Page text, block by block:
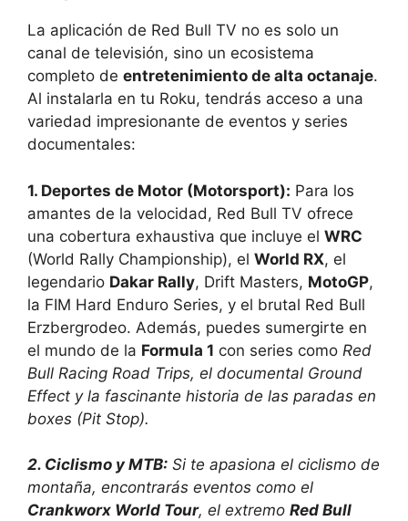
La aplicación de Red Bull TV no es solo un
canal de televisión, sino un ecosistema
completo de entretenimiento de alta octanaje.
Al instalarla en tu Roku, tendrás acceso a una
variedad impresionante de eventos y series
documentales:
1. Deportes de Motor (Motorsport): Para los
amantes de la velocidad, Red Bull TV ofrece
una cobertura exhaustiva que incluye el WRC
(World Rally Championship), el World RX, el
legendario Dakar Rally, Drift Masters, MotoGP,
la FIM Hard Enduro Series, y el brutal Red Bull
Erzbergrodeo. Además, puedes sumergirte en
el mundo de la Formula 1 con series como Red
Bull Racing Road Trips, el documental Ground
Effect y la fascinante historia de las paradas en
boxes (Pit Stop).
2. Ciclismo y MTB: Si te apasiona el ciclismo de
montaña, encontrarás eventos como el
Crankworx World Tour, el extremo Red Bull